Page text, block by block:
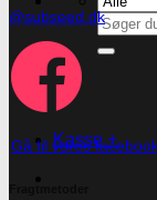
Søg
efter:
Kasse +
@subseed.dk
Gå til vores